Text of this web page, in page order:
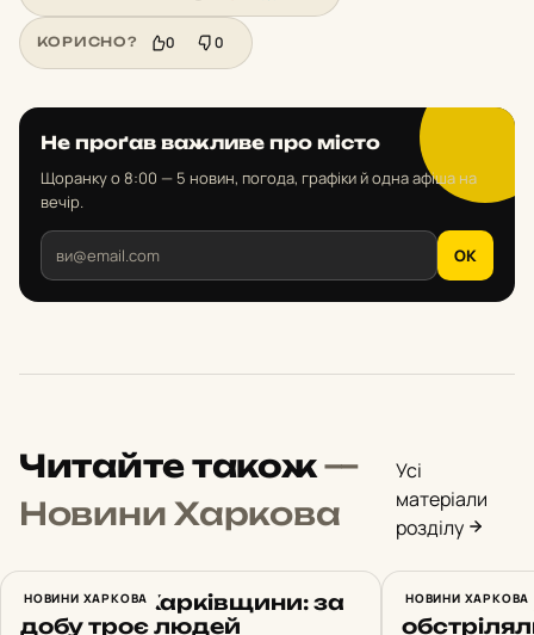
КОРИСНО? 0 0
Не проґав важливе про місто
Щоранку о 8:00 — 5 новин, погода, графіки й одна афіша на
вечір.
OK
Читайте також—
Новини Харкова
Усі
матеріали
розділу
НОВИНИ ХАРКОВА
Обстріли Харківщини: за
добу троє людей
НОВИНИ ХАРКОВА
Росіяни